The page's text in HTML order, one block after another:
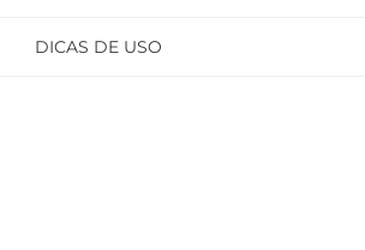
DICAS DE USO